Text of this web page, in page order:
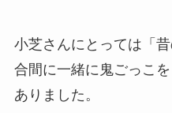
小芝さんにとっては「
合間に一緒に鬼ごっこ
ありました。